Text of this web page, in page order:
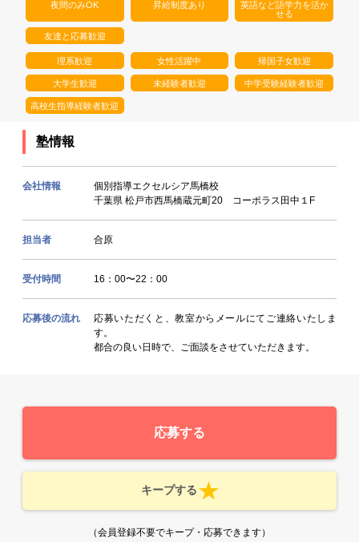
夜間のみOK 昇給制度あり
英語など語学力を活か
せる
友達と応募歓迎
理系歓迎 女性活躍中 帰国子女歓迎
大学生歓迎 未経験者歓迎 中学受験経験者歓迎
高校生指導経験者歓迎
塾情報
会社情報
個別指導エクセルシア馬橋校
千葉県 松戸市西馬橋蔵元町20 コーポラス田中１F
担当者 合原
受付時間 16：00〜22：00
応募後の流れ
応募いただくと、教室からメールにてご連絡いたしま
す。
都合の良い日時で、ご面談をさせていただきます。
応募する
キープする
（会員登録不要でキープ・応募できます）